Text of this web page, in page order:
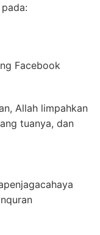
Facebook
Allah limpahkan
tuanya, dan